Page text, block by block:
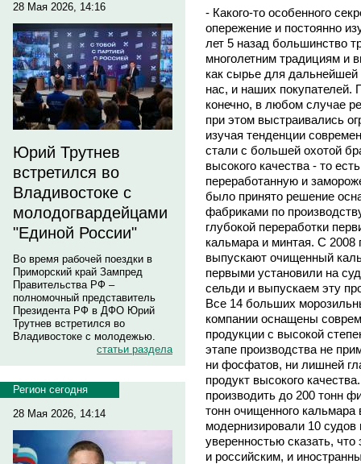
28 Мая 2026, 14:16
Юрий Трутнев
встретился во
Владивостоке с
молодогвардейцами
"Единой России"
Во время рабочей поездки в
Приморский край Зампред
Правительства РФ –
полномочный представитель
Президента РФ в ДФО Юрий
Трутнев встретился во
Владивостоке с молодежью.
статьи раздела
Регион сегодня
28 Мая 2026, 14:14
- Какого-то особенного
опережение и постоянно
лет 5 назад большинство
многолетним традициям и
как сырье для дальнейшей
нас, и наших
конечно, в любом случае
при этом выстраивались
изучая тенденции
стали с большей охотой
высокого качества - то
переработанную и
было принято решение
фабриками по
глубокой переработки
кальмара и минтая. С
выпускают очищенный
первыми установили на
сельди и выпускаем эту
Все 14 больших
компании оснащены
продукции с высокой
этапе производства не
ни фосфатов, ни лишней
продукт высокого
производить до 200 тонн
тонн очищенного кальмара
модернизировали 10
уверенностью сказать,
и российским, и